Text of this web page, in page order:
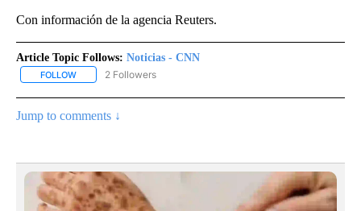
Con información de la agencia Reuters.
Article Topic Follows: Noticias - CNN
FOLLOW FOLLOW "NOTICIAS - CNN" TO RECEIVE NOTIFICATIONS ABOUT
2 Followers
Jump to comments ↓